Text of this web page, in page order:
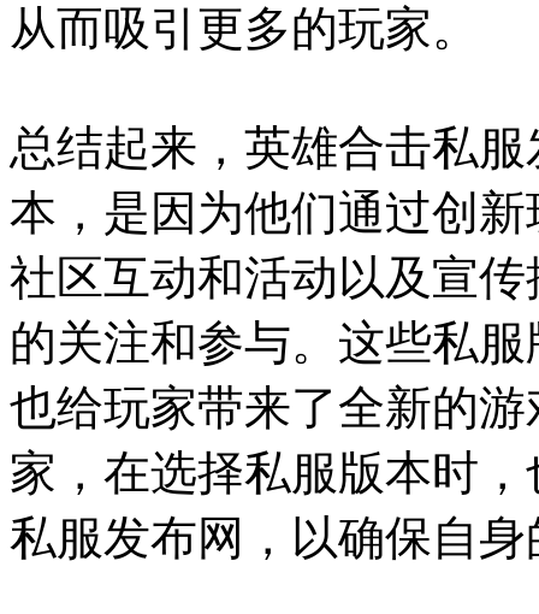
从而吸引更多的玩家。
总结起来，英雄合击私
本，是因为他们通过创
社区互动和活动以及宣
的关注和参与。这些私
也给玩家带来了全新的
家，在选择私服版本时
私服发布网，以确保自